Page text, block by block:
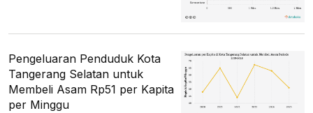
Pengeluaran Penduduk Kota
Tangerang Selatan untuk
Membeli Asam Rp51 per Kapita
per Minggu